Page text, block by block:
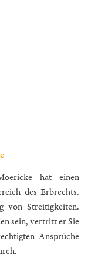
hat einen
des Erbrechts.
von Streitigkeiten.
sein, vertritt er Sie
Ansprüche